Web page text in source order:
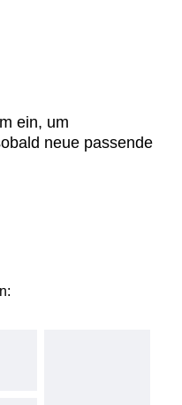
ein, um
neue passende